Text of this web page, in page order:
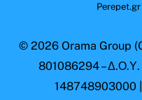
Perepet.gr
© 2026 Orama Group
801086294 –
148748903000 |